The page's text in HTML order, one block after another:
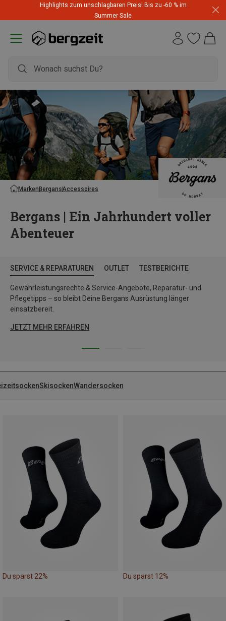
Highlights zum unschlagbaren Preis! Bis zu -60 % im
Summer Sale
MarkenBergansAccessoires
Bergans | Ein Jahrhundert voller
Abenteuer
SERVICE & REPARATUREN OUTLET TESTBERICHTE
Gewährleistungsrechte & Service-Angebote, Reparatur- und
Pflegetipps – so bleibt Deine Bergans Ausrüstung länger
einsatzbereit.
JETZT MEHR ERFAHREN
SkisockenWandersocken
Du sparst 22% Du sparst 12%